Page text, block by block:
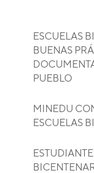
ESCUELAS
BUENAS
PUEBLO
MINEDU
ESCUELAS